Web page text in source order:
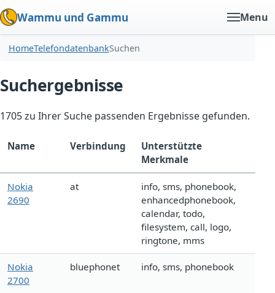
Wammu und Gammu Menu
HomeTelefondatenbankSuchen
Suchergebnisse
1705 zu Ihrer Suche passenden Ergebnisse gefunden.
Name Verbindung
Unterstützte
Merkmale
Nokia
2690
at
info, sms, phonebook,
enhancedphonebook,
calendar, todo,
filesystem, call, logo,
ringtone, mms
Nokia
2700
bluephonet info, sms, phonebook